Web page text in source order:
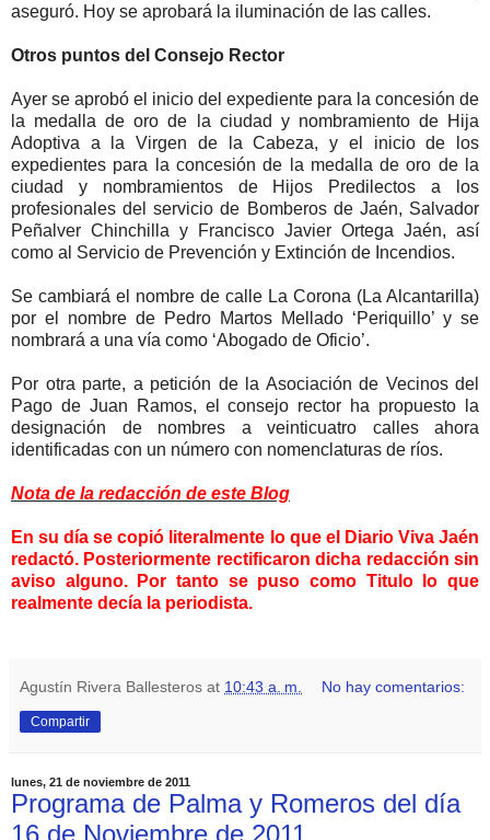
aseguró. Hoy se aprobará la iluminación de las calles.
Otros puntos del Consejo Rector
Ayer se aprobó el inicio del expediente para la concesión de
la medalla de oro de la ciudad y nombramiento de Hija
Adoptiva a la Virgen de la Cabeza, y el inicio de los
expedientes para la concesión de la medalla de oro de la
ciudad y nombramientos de Hijos Predilectos a los
profesionales del servicio de Bomberos de Jaén, Salvador
Peñalver Chinchilla y Francisco Javier Ortega Jaén, así
como al Servicio de Prevención y Extinción de Incendios.
Se cambiará el nombre de calle La Corona (La Alcantarilla)
por el nombre de Pedro Martos Mellado ‘Periquillo’ y se
nombrará a una vía como ‘Abogado de Oficio’.
Por otra parte, a petición de la Asociación de Vecinos del
Pago de Juan Ramos, el consejo rector ha propuesto la
designación de nombres a veinticuatro calles ahora
identificadas con un número con nomenclaturas de ríos.
Nota de la redacción de este Blog
En su día se copió literalmente lo que el Diario Viva Jaén
redactó. Posteriormente rectificaron dicha redacción sin
aviso alguno. Por tanto se puso como Titulo lo que
realmente decía la periodista.
Agustín Rivera Ballesteros at 10:43 a. m. No hay comentarios:
Compartir
lunes, 21 de noviembre de 2011
Programa de Palma y Romeros del día
16 de Noviembre de 2011